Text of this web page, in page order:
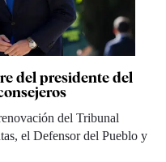
del presidente del
del Tribunal
el Defensor del Pueblo y